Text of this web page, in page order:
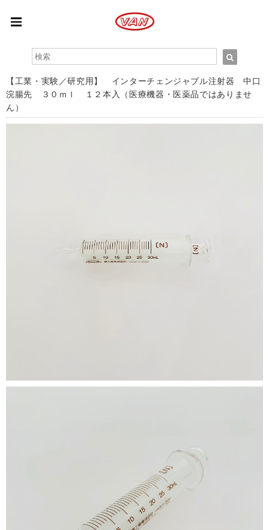
【工業・実験／研究用】 インターチェンジャブル注射器 中口
浣腸先 ３０ｍｌ １２本入（医療機器・医薬品ではありませ
ん）